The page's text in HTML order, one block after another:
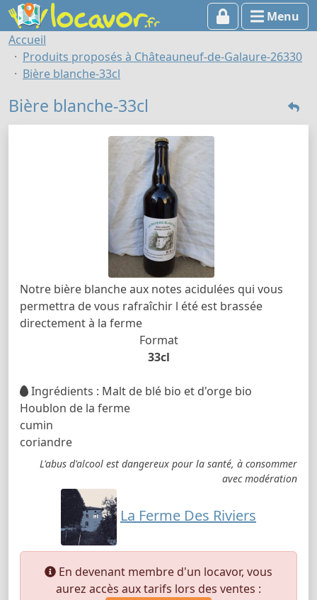
Menu
Accueil
Produits proposés à Châteauneuf-de-Galaure-26330
Bière blanche-33cl
Bière blanche-33cl
Notre bière blanche aux notes acidulées qui vous
permettra de vous rafraîchir l été est brassée
directement à la ferme
Format
33cl
Ingrédients : Malt de blé bio et d'orge bio
Houblon de la ferme
cumin
coriandre
L'abus d'alcool est dangereux pour la santé, à consommer
avec modération
La Ferme Des Riviers
En devenant membre d'un locavor, vous
aurez accès aux tarifs lors des ventes :